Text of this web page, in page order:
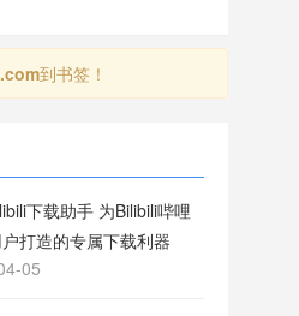
到书签！
下载助手 为Bilibili哔哩
打造的专属下载利器
05